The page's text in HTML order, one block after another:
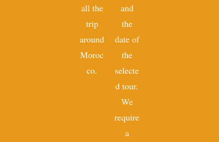
all the
trip
around
Moroc
co.
and
the
date of
the
selecte
d tour.
We
require
a